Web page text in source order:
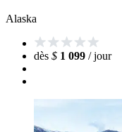
Alaska
dès $ 1 099 / jour